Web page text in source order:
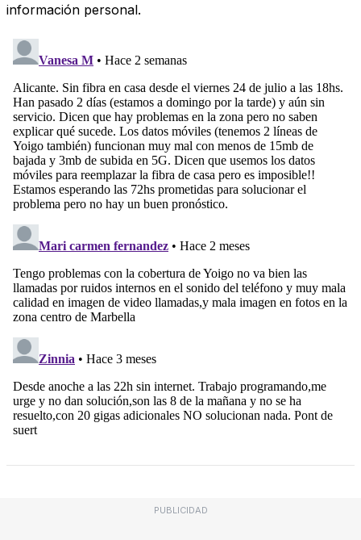
información personal.
PUBLICIDAD